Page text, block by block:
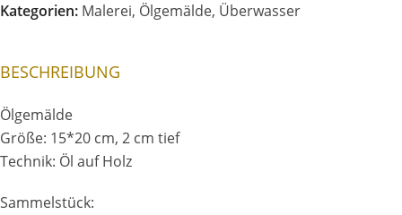
Juni
Menge
Kategorien: Malerei, Ölgemälde, Überwasser
BESCHREIBUNG
Ölgemälde
Größe: 15*20 cm, 2 cm tief
Technik: Öl auf Holz
Sammelstück: